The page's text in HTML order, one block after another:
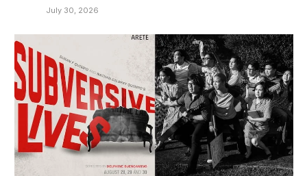
July 30, 2026